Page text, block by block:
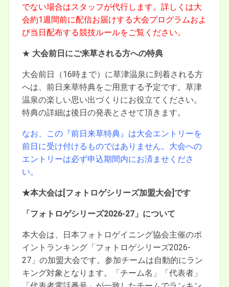
でない場合はスタッフが代行します。詳しくは大
会約1週間前に配信お届けする大会プログラムおよ
び当日配布する競技ルールをご覧ください。
★ 大会前日にご来草される方への特典
大会前日（16時まで）に草津温泉に到着される方
へは、前日来草特典をご用意する予定です。草津
温泉の楽しい思い出づくりにお役立てください。
特典の詳細は後日の発表とさせて頂きます。
なお、この『前日来草特典』は大会エントリーを
前日に受け付けるものではありません。大会への
エントリーは必ず申込期間内にお済ませくださ
い。
★本大会は[フォトロゲシリーズ加盟大会]です
「フォトロゲシリーズ2026-27」について
本大会は、日本フォトロゲイニング協会主催のポ
イントランキング「フォトロゲシリーズ2026-
27」の加盟大会です。参加チームは自動的にラン
キング対象となります。「チーム名」「代表者」